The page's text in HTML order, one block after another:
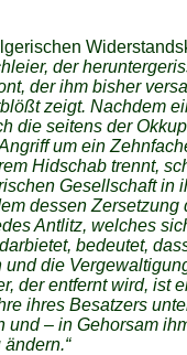
der
der ihm bisher
zeigt. Nachdem
die seitens der
um ein
Hidschab trennt,
Gesellschaft in
dessen Zersetzung
Antlitz, welches
bedeutet,
die
der entfernt wird, ist
ihres Besatzers
und – in Gehorsam